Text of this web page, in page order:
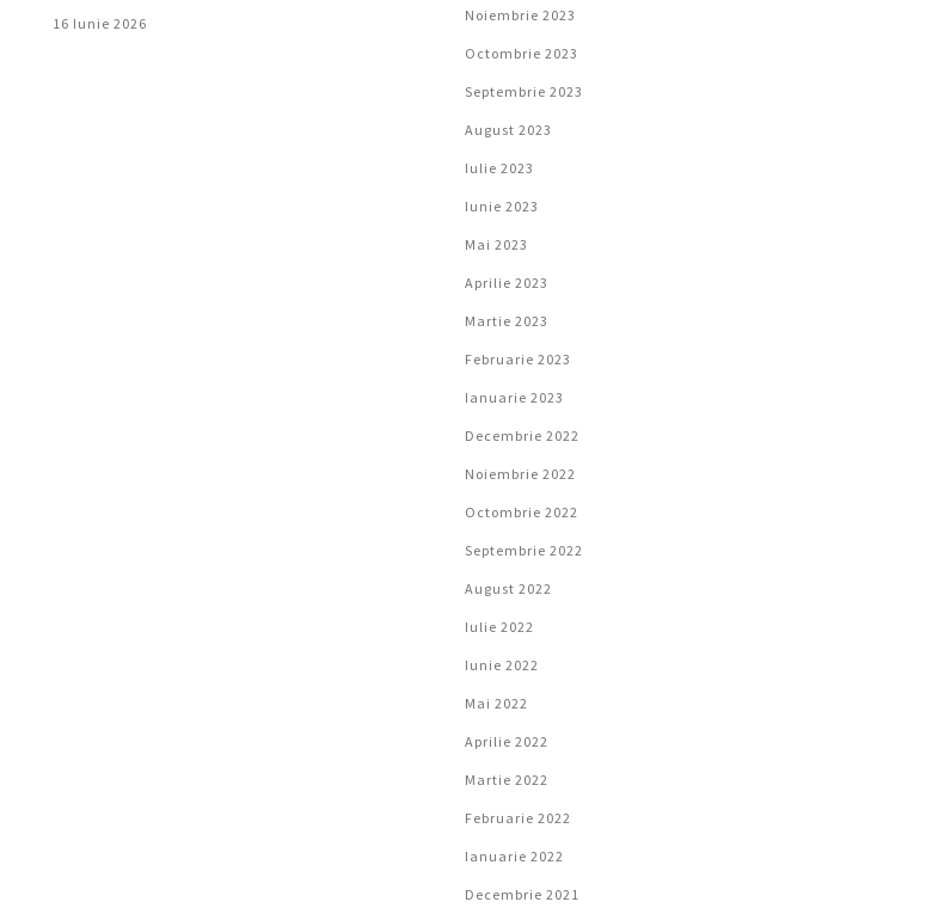
16 Iunie 2026 Noiembrie 2023
Octombrie 2023
Septembrie 2023
August 2023
Iulie 2023
Iunie 2023
Mai 2023
Aprilie 2023
Martie 2023
Februarie 2023
Ianuarie 2023
Decembrie 2022
Noiembrie 2022
Octombrie 2022
Septembrie 2022
August 2022
Iulie 2022
Iunie 2022
Mai 2022
Aprilie 2022
Martie 2022
Februarie 2022
Ianuarie 2022
Decembrie 2021